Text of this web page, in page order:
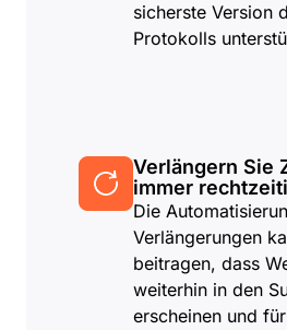
sicherste Version
Protokolls
Verlängern Sie
immer
Die
Verlängerungen
beitragen, dass
weiterhin in den
erscheinen und